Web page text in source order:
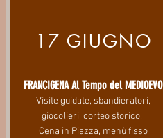
17 GIUGNO
FRANCIGENA Al Tempo del MEDIOEVO
Visite guidate, sbandieratori,
giocolieri, corteo storico.
Cena in Piazza, menù fisso